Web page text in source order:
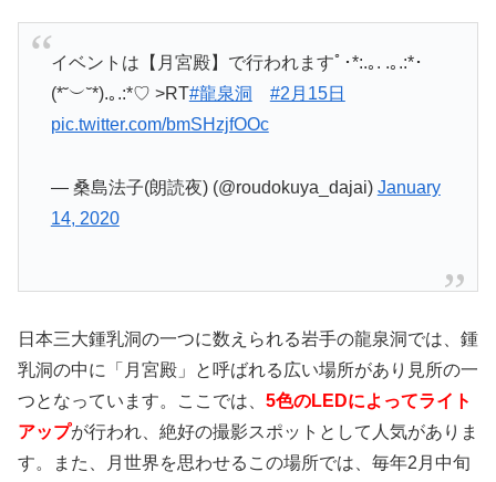
イベントは【月宮殿】で行われますﾟ･*:.｡. .｡.:*･
(*˘︶˘*).｡.:*♡ >RT#龍泉洞
#2月15日
pic.twitter.com/bmSHzjfOOc
— 桑島法子(朗読夜) (@roudokuya_dajai) January
14, 2020
日本三大鍾乳洞の一つに数えられる岩手の龍泉洞では、鍾
乳洞の中に「月宮殿」と呼ばれる広い場所があり見所の一
つとなっています。ここでは、 5色のLEDによってライト
アップが行われ、絶好の撮影スポットとして人気がありま
す。また、月世界を思わせるこの場所では、毎年2月中旬